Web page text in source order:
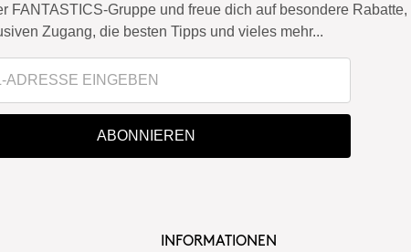
FANTASTICS-Gruppe und freue dich auf besondere Rabatte,
Zugang, die besten Tipps und vieles mehr...
ABONNIEREN
INFORMATIONEN